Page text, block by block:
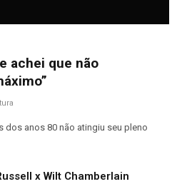
achei que não
dos anos 80 não atingiu seu pleno
x Wilt Chamberlain